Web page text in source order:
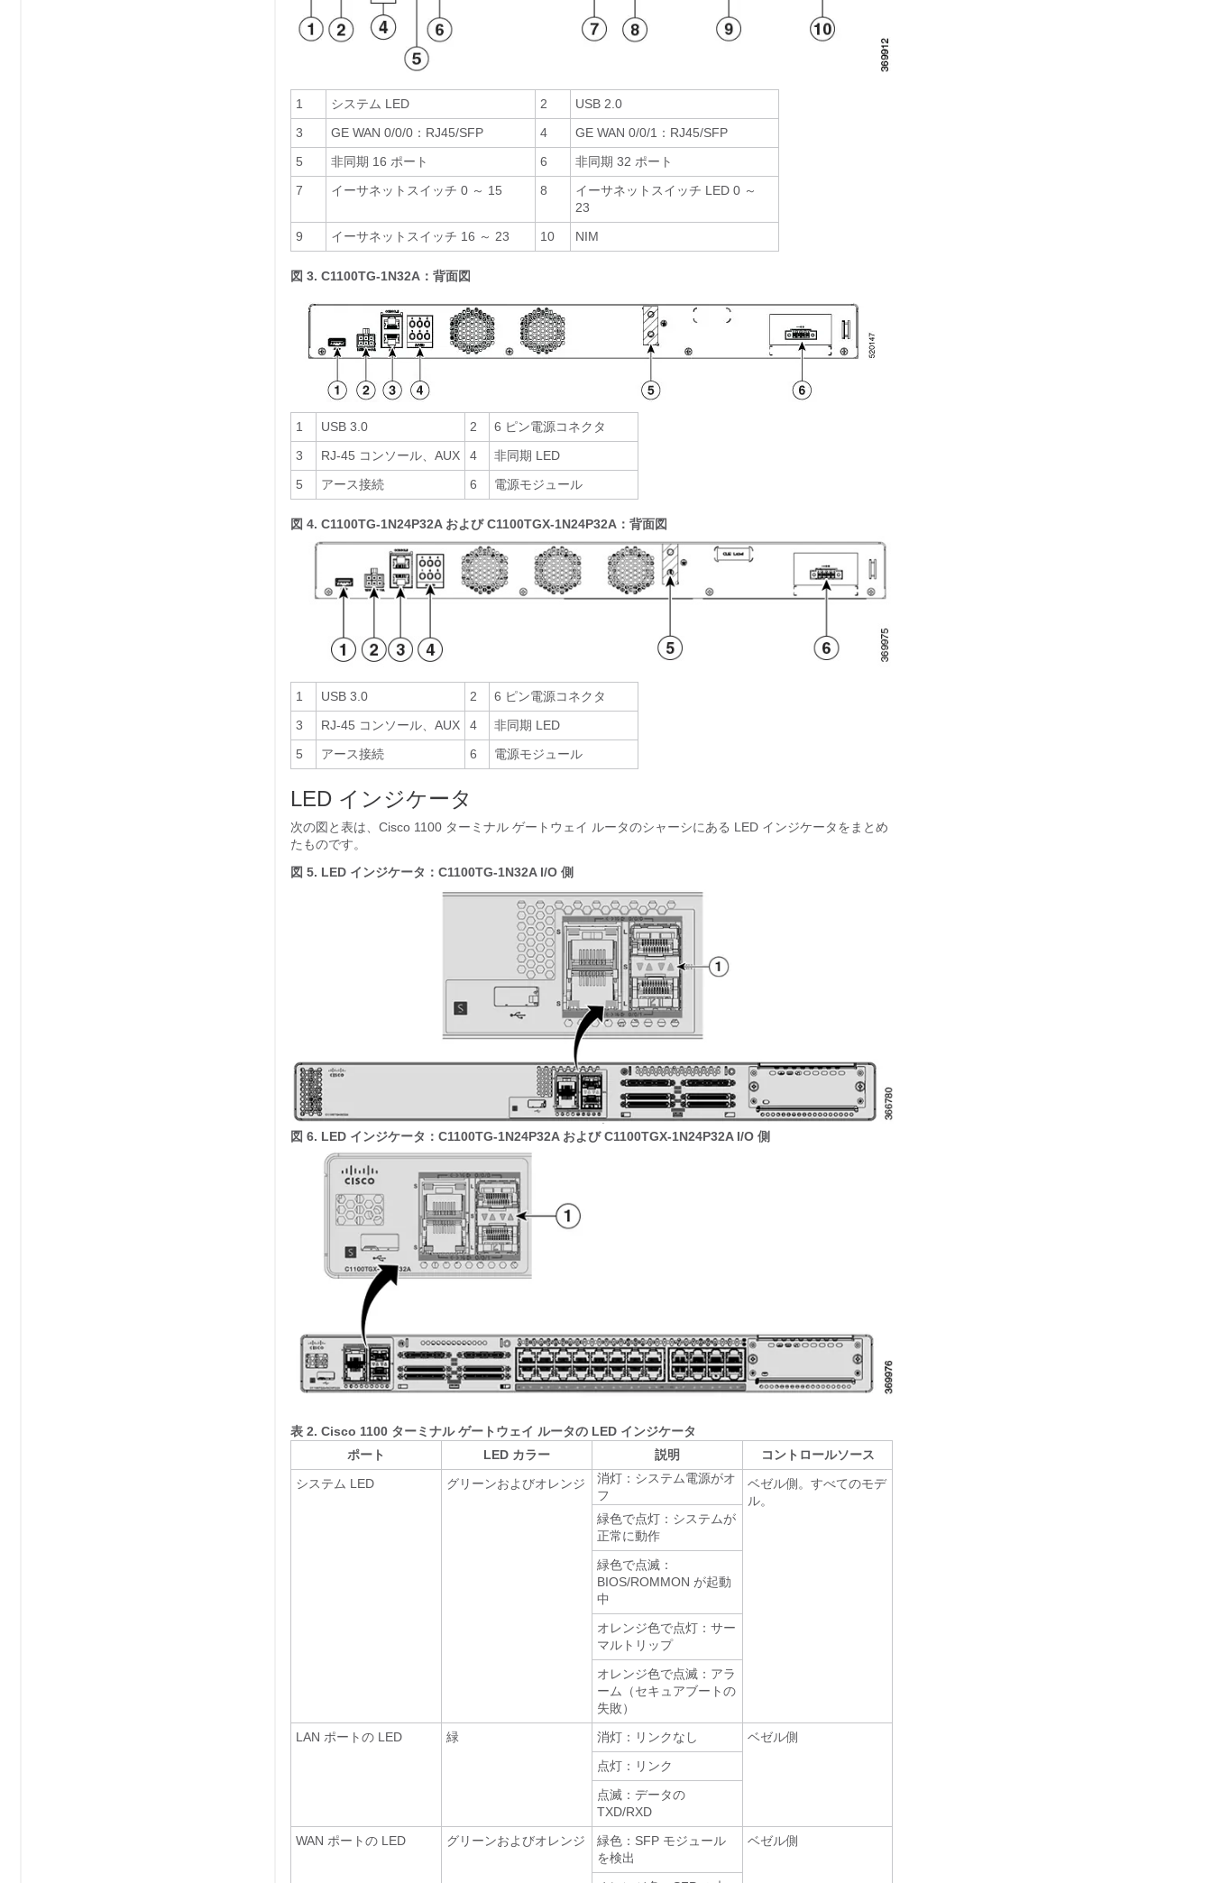
1 システム LED 2
USB 2.0
3
GE WAN 0/0/0：RJ45/SFP 4
GE WAN 0/0/1：RJ45/SFP
5
非同期 16 ポート 6
非同期 32 ポート
7
イーサネットスイッチ 0 ～ 15 8
イーサネットスイッチ LED 0 ～
23
9
イーサネットスイッチ 16 ～ 23 10 NIM
図 3. C1100TG-1N32A：背面図
1 USB 3.0 2
6 ピン電源コネクタ
3
RJ-45 コンソール、AUX 4
非同期 LED
5
アース接続 6 電源モジュール
図 4. C1100TG-1N24P32A および C1100TGX-1N24P32A：背面図
1 USB 3.0 2
6 ピン電源コネクタ
3
RJ-45 コンソール、AUX 4
非同期 LED
5
アース接続 6 電源モジュール
LED インジケータ
次の図と表は、Cisco 1100 ターミナル ゲートウェイ ルータのシャーシにある LED インジケータをまとめ
たものです。
図 5. LED インジケータ：C1100TG-1N32A I/O 側
図 6. LED インジケータ：C1100TG-1N24P32A および C1100TGX-1N24P32A I/O 側
表 2. Cisco 1100 ターミナル ゲートウェイ ルータの LED インジケータ
ポート
LED カラー 説明
コントロールソース
システム LED
グリーンおよびオレンジ
消灯：システム電源がオ
フ
ベゼル側。すべてのモデ
ル。
緑色で点灯：システムが
正常に動作
緑色で点滅：
BIOS/ROMMON が起動
中
オレンジ色で点灯：サー
マルトリップ
オレンジ色で点滅：アラ
ーム（セキュアブートの
失敗）
LAN ポートの LED
緑 消灯：リンクなし
ベゼル側
点灯：リンク
点滅：データの
TXD/RXD
WAN ポートの LED
グリーンおよびオレンジ
緑色：SFP モジュール
を検出
ベゼル側